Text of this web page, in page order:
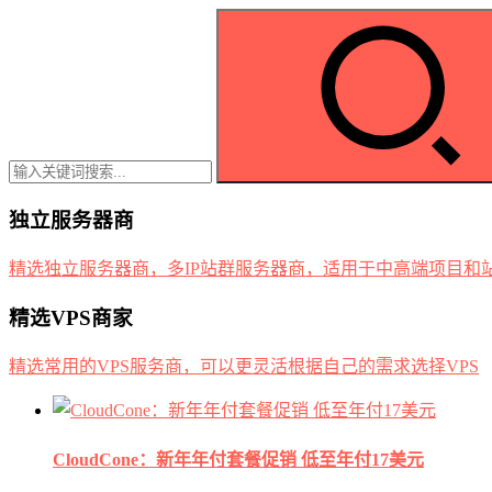
独立服务器商
精选独立服务器商，多IP站群服务器商，适用于中高端项目和
精选VPS商家
精选常用的VPS服务商，可以更灵活根据自己的需求选择VPS
CloudCone：新年年付套餐促销 低至年付17美元